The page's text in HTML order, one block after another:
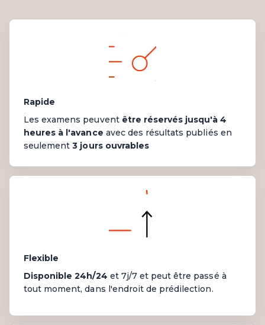
Rapide
Les examens peuvent être réservés jusqu'à 4
heures à l'avance avec des résultats publiés en
seulement 3 jours ouvrables
Flexible
Disponible 24h/24 et 7j/7 et peut être passé à
tout moment, dans l'endroit de prédilection.